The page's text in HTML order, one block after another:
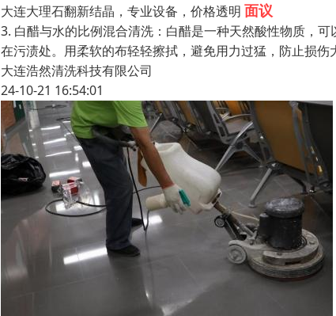
大连大理石翻新结晶，专业设备，价格透明 面议
3. 白醋与水的比例混合清洗：白醋是一种天然酸性物质，
在污渍处。用柔软的布轻轻擦拭，避免用力过猛，防止损
大连浩然清洗科技有限公司
24-10-21 16:54:01